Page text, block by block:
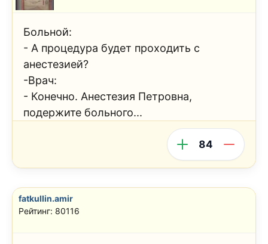
Больной:
- А процедура будет проходить с
анестезией?
-Врач:
- Конечно. Анестезия Петровна,
подержите больного...
84
fatkullin.amir
Рейтинг: 80116